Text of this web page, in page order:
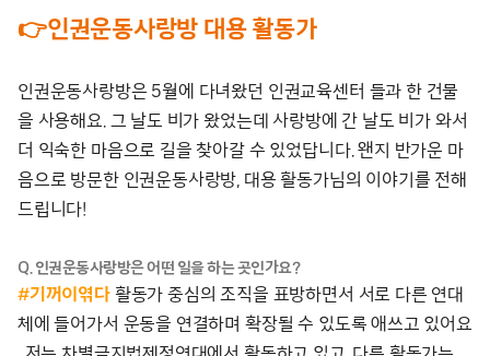
👉인권운동사랑방 대용 활동가
인권운동사랑방은 5월에 다녀왔던 인권교육센터 들과 한 건물
을 사용해요. 그 날도 비가 왔었는데 사랑방에 간 날도 비가 와서
더 익숙한 마음으로 길을 찾아갈 수 있었답니다. 왠지 반가운 마
음으로 방문한 인권운동사랑방, 대용 활동가님의 이야기를 전해
드립니다!
Q. 인권운동사랑방은 어떤 일을 하는 곳인가요?
#기꺼이엮다활동가 중심의 조직을 표방하면서 서로 다른 연대
체에 들어가서 운동을 연결하며 확장될 수 있도록 애쓰고 있어요